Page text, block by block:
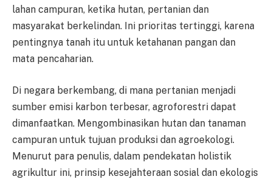
lahan campuran, ketika hutan, pertanian dan
masyarakat berkelindan. Ini prioritas tertinggi, karena
pentingnya tanah itu untuk ketahanan pangan dan
mata pencaharian.
Di negara berkembang, di mana pertanian menjadi
sumber emisi karbon terbesar, agroforestri dapat
dimanfaatkan. Mengombinasikan hutan dan tanaman
campuran untuk tujuan produksi dan agroekologi.
Menurut para penulis, dalam pendekatan holistik
agrikultur ini, prinsip kesejahteraan sosial dan ekologis